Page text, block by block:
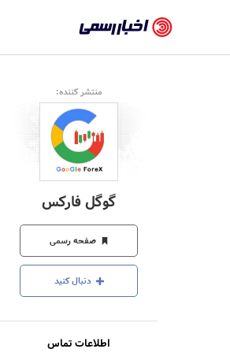
رسمی
-
اخبار
تایید
شده
شرکت‌ها،
سازمان‌ها
و
روابط
عمومی‌ها
منتشر کننده:
گوگل فارکس
صفحه رسمی
دنبال کنید
اطلاعات تماس